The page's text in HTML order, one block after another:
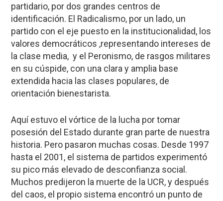
partidario, por dos grandes centros de
identificación. El Radicalismo, por un lado, un
partido con el eje puesto en la institucionalidad, los
valores democráticos ,representando intereses de
la clase media, y el Peronismo, de rasgos militares
en su cúspide, con una clara y amplia base
extendida hacia las clases populares, de
orientación bienestarista.
Aquí estuvo el vórtice de la lucha por tomar
posesión del Estado durante gran parte de nuestra
historia. Pero pasaron muchas cosas. Desde 1997
hasta el 2001, el sistema de partidos experimentó
su pico más elevado de desconfianza social.
Muchos predijeron la muerte de la UCR, y después
del caos, el propio sistema encontró un punto de